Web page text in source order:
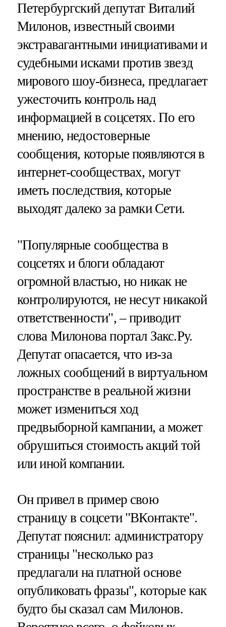
Петербургский депутат Виталий
Милонов, известный своими
экстравагантными инициативами и
судебными исками против звезд
мирового шоу-бизнеса, предлагает
ужесточить контроль над
информацией в соцсетях. По его
мнению, недостоверные
сообщения, которые появляются в
интернет-сообществах, могут
иметь последствия, которые
выходят далеко за рамки Сети.
"Популярные сообщества в
соцсетях и блоги обладают
огромной властью, но никак не
контролируются, не несут никакой
ответственности", – приводит
слова Милонова портал Закс.Ру.
Депутат опасается, что из-за
ложных сообщений в виртуальном
пространстве в реальной жизни
может измениться ход
предвыборной кампании, а может
обрушиться стоимость акций той
или иной компании.
Он привел в пример свою
страницу в соцсети "ВКонтакте".
Депутат пояснил: администратору
страницы "несколько раз
предлагали на платной основе
опубликовать фразы", которые как
будто бы сказал сам Милонов.